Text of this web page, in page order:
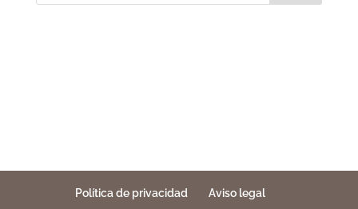
Política de privacidad
Aviso legal